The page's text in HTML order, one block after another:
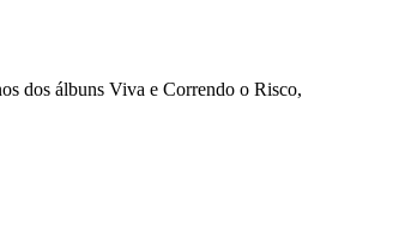
dos álbuns Viva e Correndo o Risco,